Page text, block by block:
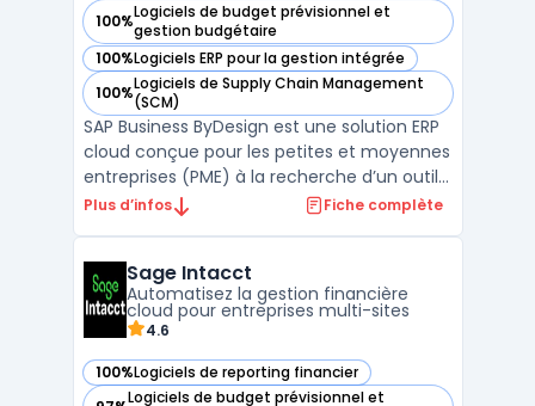
100%Logiciels de budget prévisionnel et
gestion budgétaire
— voir SAP Business ByDesign dans cette catégorie
100%Logiciels ERP pour la gestion intégrée
— voir SAP Business ByDesign dans cette catégorie
100%Logiciels de Supply Chain Management
(SCM)
— voir SAP Business ByDesign dans cette catégorie
SAP Business ByDesign est une solution ERP
cloud conçue pour les petites et moyennes
entreprises (PME) à la recherche d’un outil
intégré et évolutif pour gérer l’ensemble de
permet de centraliser des processus clés
tels q ...
Plus d’infos Fiche complète
Sage Intacct
Automatisez la gestion financière
cloud pour entreprises multi-sites
4.6
100%Logiciels de reporting financier
— voir Sage Intacct dans cette catégorie
Logiciels de budget prévisionnel et